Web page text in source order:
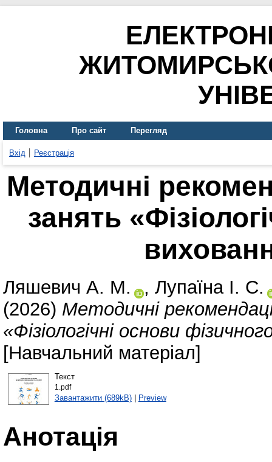
Головна Про сайт Перегляд
Вхід Реєстрація
Методичні
занять
Ляшевич А. М. , Лупаїна І. С.
(2026) Методичні
«Фізіологічні основи
[Навчальний матеріал]
Текст
1.pdf
Завантажити (689kB)| Preview
Анотація